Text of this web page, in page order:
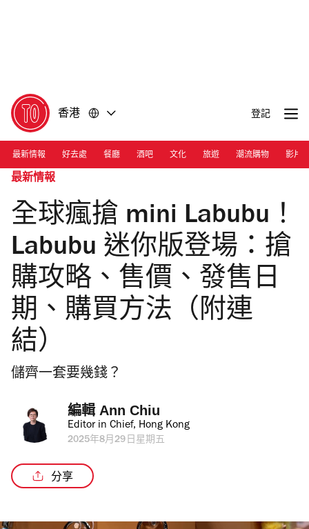
香港 登記
最新情報 好去處 餐廳 酒吧 文化 旅遊 潮流購物 影片
最新情報
全球瘋搶 mini Labubu！
Labubu 迷你版登場：搶
購攻略、售價、發售日
期、購買方法（附連
結）
儲齊一套要幾錢？
編輯 Ann Chiu
Editor in Chief, Hong Kong
2025年8月29日星期五
分享